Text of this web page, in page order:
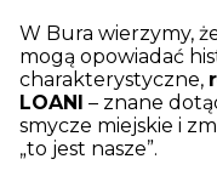
W Bura wierzymy,
mogą opowiadać
charakterystyczne,
LOANI
– znane
smycze miejskie i
„to jest nasze”.